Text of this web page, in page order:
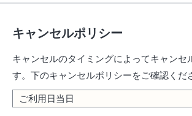
キャンセルポリシー
キャンセルのタイミングによってキャンセ
す。下のキャンセルポリシーをご確認くだ
ご利用日当日